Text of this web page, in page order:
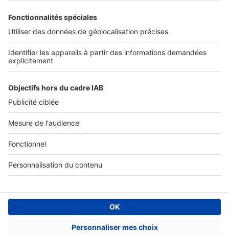
Tous nos services pro
Accès client
Mes annonces sur SeLoger
À DÉCOUVRIR
Tout l'immobilier
Toutes les villes
Tous les départements
Toutes les régions
SeLoger © 1992 - 2023
Annonces Immobilières
Paramétrer mes cookies
Conditions Générales d'Utilisation
Fonctionnement de notre site